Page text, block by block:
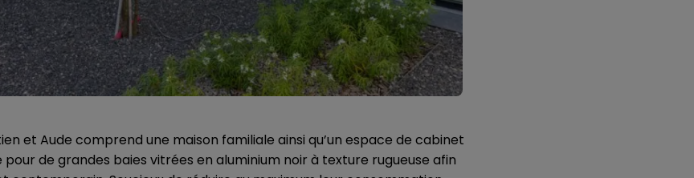
et Aude comprend une maison familiale ainsi qu’un espace de cabinet
de grandes baies vitrées en aluminium noir à texture rugueuse afin